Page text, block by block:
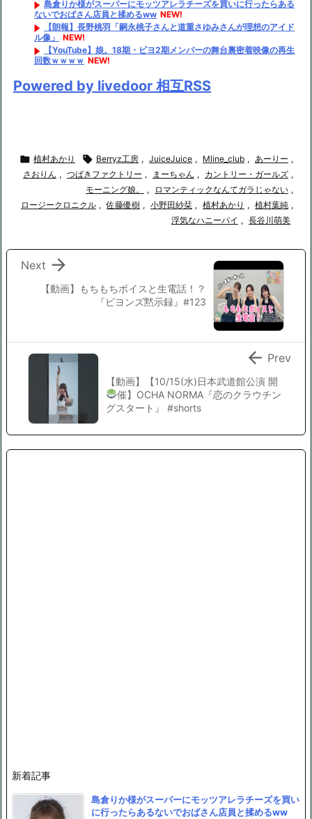
島倉りか様がスーパーにモッツアレラチーズを買いに行ったらある
ないでおばさん店員と揉めるww NEW!
【朗報】長野桃羽「嗣永桃子さんと道重さゆみさんが理想のアイド
ル像」
NEW!
【YouTube】娘。18期・ビヨ2期メンバーの舞台裏密着映像の再生
回数ｗｗｗｗ NEW!
Powered by livedoor 相互RSS
 植村あかり  Berryz工房 , JuiceJuice , Mline_club , あーりー ,
さおりん , つばきファクトリー , まーちゃん , カントリー・ガールズ ,
モーニング娘。
, ロマンティックなんてガラじゃない ,
ロージークロニクル , 佐藤優樹 , 小野田紗栞 , 植村あかり , 植村葉純 ,
浮気なハニーパイ , 長谷川萌美
【動画】もちもちボイスと生電話！？
『ビヨンズ黙示録』#123

Next
【動画】【10/15(水)日本武道館公演 開
催】OCHA NORMA『恋のクラウチン
グスタート』 #shorts
 Prev
新着記事
島倉りか様がスーパーにモッツアレラチーズを買い
に行ったらあるないでおばさん店員と揉めるww